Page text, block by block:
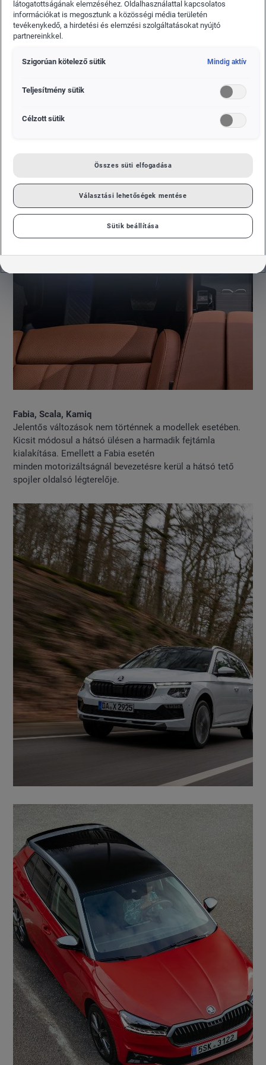
Milyen újdonságokat hoz idei modellév-karbantartás?
Kezdjük egy közös ponttal. Minden Škoda modell esetében
megjelenik az új kormányközép, amelyen ezentúl már nem a
szárnyas nyíl lesz, hanem a Škoda felirat, mint márkajelzés.
Emellett frissül a kerékkupak kialakítása az új
márkaarculatnak megfelelően. És most jöjjön az, ami
Fabia, Scala, Kamiq
Jelentős változások nem történnek a modellek esetében.
Kicsit módosul a hátsó ülésen a harmadik fejtámla
kialakítása. Emellett a Fabia esetén
minden motorizáltságnál bevezetésre kerül a hátsó tető
spojler oldalsó légterelője.
látogatottságának elemzéséhez. Oldalhasználattal kapcsolatos
információkat is megosztunk a közösségi média területén
tevékenykedő, a hirdetési és elemzési szolgáltatásokat nyújtó
partnereinkkel.
Szigorúan kötelező sütik Mindig aktív
Teljesítmény sütik
Célzott sütik
Összes süti elfogadása
Választási lehetőségek mentése
Sütik beállítása